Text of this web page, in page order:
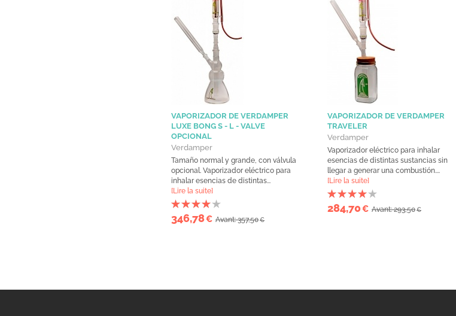
VAPORIZADOR DE VERDAMPER
LUXE BONG S - L - VALVE
OPCIONAL
Verdamper
Tamaño normal y grande, con válvula
opcional. Vaporizador eléctrico para
inhalar esencias de distintas...
[Lire la suite]
346,78€ Avant: 357,50€
VAPORIZADOR DE VERDAMPER
TRAVELER
Verdamper
Vaporizador eléctrico para inhalar
esencias de distintas sustancias sin
llegar a generar una combustión....
[Lire la suite]
284,70€ Avant: 293,50€